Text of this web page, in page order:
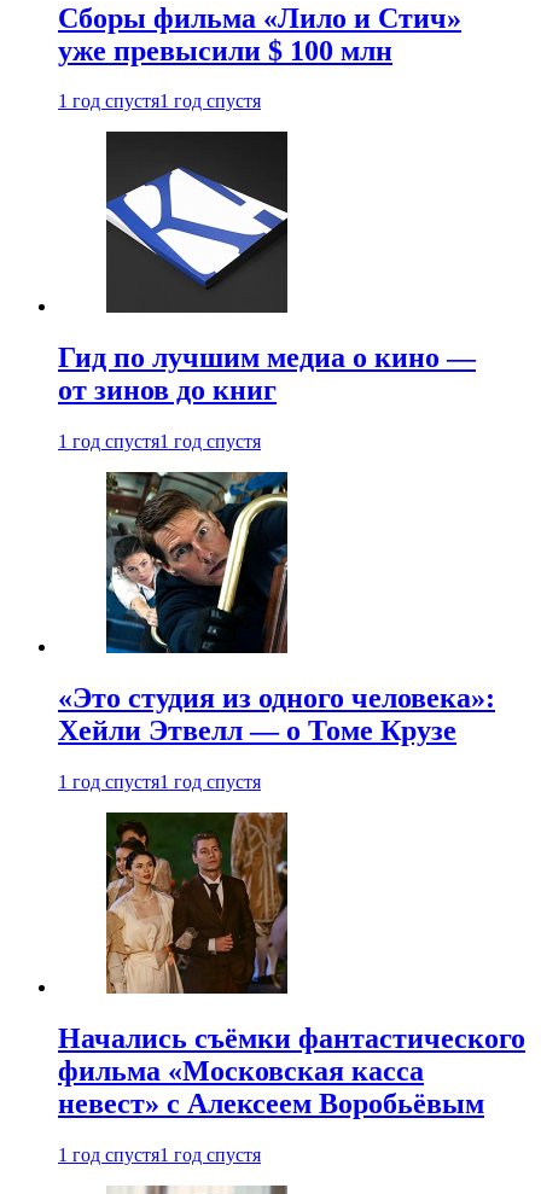
Сборы фильма «Лило и Стич»
уже превысили $ 100 млн
1 год спустя1 год спустя
Гид по лучшим медиа о кино —
от зинов до книг
1 год спустя1 год спустя
«Это студия из одного человека»:
Хейли Этвелл — о Томе Крузе
1 год спустя1 год спустя
Начались съёмки фантастического
фильма «Московская касса
невест» с Алексеем Воробьёвым
1 год спустя1 год спустя